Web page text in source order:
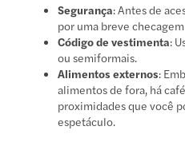
Segurança: Antes de
por uma breve
Código de vestimenta:
ou semiformais.
Alimentos externos:
alimentos de fora, há
proximidades que você
espetáculo.